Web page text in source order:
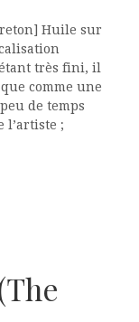
Huile sur
très fini, il
comme une
de temps
l’artiste ;